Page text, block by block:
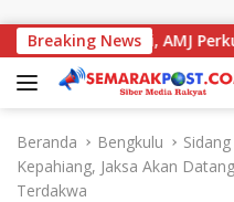
Breaking News
dengan Kajati, AMJ
Beranda Bengkulu
Kepahiang, Jaksa Akan
Terdakwa